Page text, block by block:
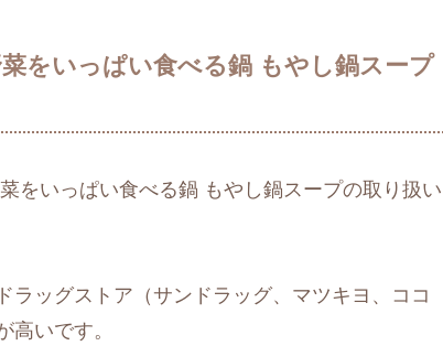
をいっぱい食べる鍋 もやし鍋スープ
をいっぱい食べる鍋 もやし鍋スープの取り扱い
ラッグストア（サンドラッグ、マツキヨ、ココ
高いです。